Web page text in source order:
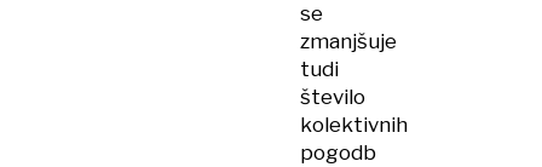
se
zmanjšuje
tudi
število
kolektivnih
pogodb